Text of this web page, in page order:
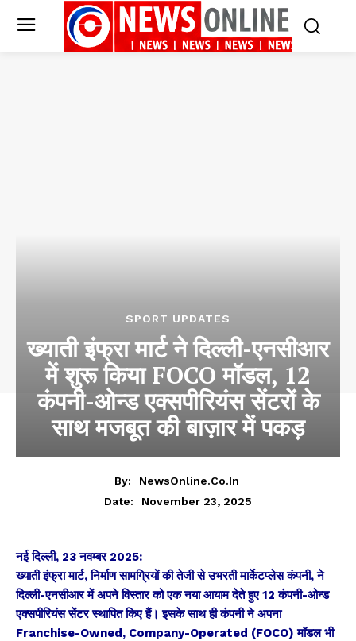
SPORT UPDATES
ख्याती इंफ्रा मार्ट ने दिल्ली-एनसीआर
में शुरू किया FOCO मॉडल, 12
कंपनी-ओन्ड एक्सपीरियंस सेंटरों के
साथ मजबूत की बाज़ार में पकड़
By:
NewsOnline.co.in
Date:
November 23, 2025
नई दिल्ली, 23 नवम्बर 2025:
ख्याती इंफ्रा मार्ट, निर्माण सामग्रियों की तेजी से उभरती मार्केटप्लेस कंपनी, ने
दिल्ली-एनसीआर में अपने विस्तार को एक नया आयाम देते हुए 12 कंपनी-ओन्ड
एक्सपीरियंस सेंटर स्थापित किए हैं। इसके साथ ही कंपनी ने अपना
Franchise-Owned, Company-Operated (FOCO) मॉडल भी